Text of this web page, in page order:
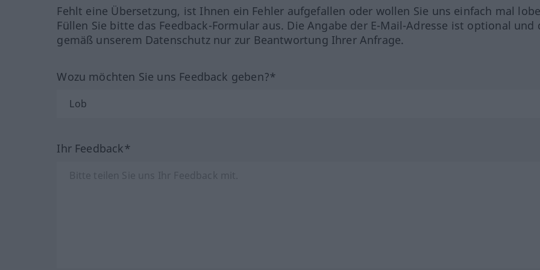
Fehlt eine Übersetzung, ist Ihnen ein Fehler aufgefallen oder wollen Sie uns einfach mal
Füllen Sie bitte das Feedback-Formular aus. Die Angabe der E-Mail-Adresse ist optional und
gemäß unserem Datenschutz nur zur Beantwortung Ihrer Anfrage.
Wozu möchten Sie uns Feedback geben?*
Ihr Feedback*